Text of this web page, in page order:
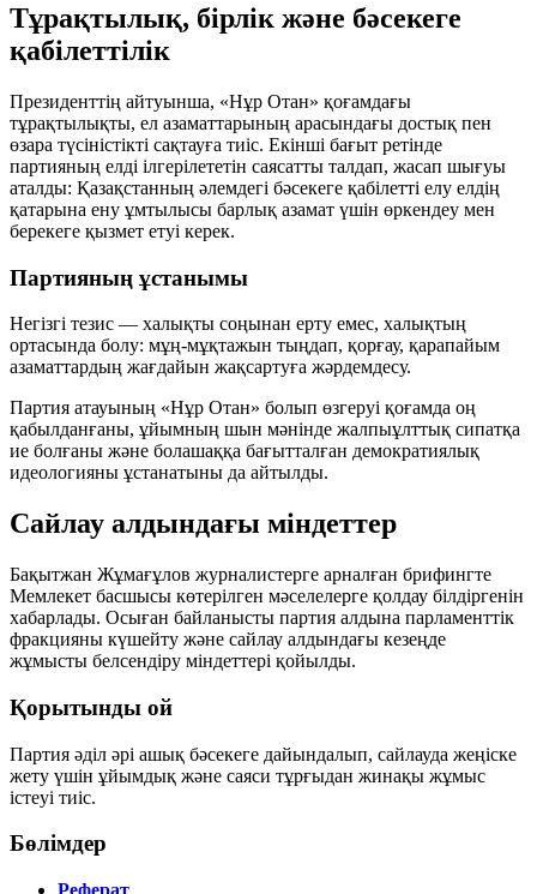
Тұрақтылық, бірлік және бәсекеге
қабілеттілік
Президенттің айтуынша, «Нұр Отан» қоғамдағы
тұрақтылықты, ел азаматтарының арасындағы достық пен
өзара түсіністікті сақтауға тиіс. Екінші бағыт ретінде
партияның елді ілгерілететін саясатты талдап, жасап шығуы
аталды: Қазақстанның әлемдегі бәсекеге қабілетті елу елдің
қатарына ену ұмтылысы барлық азамат үшін өркендеу мен
берекеге қызмет етуі керек.
Партияның ұстанымы
Негізгі тезис — халықты соңынан ерту емес, халықтың
ортасында болу: мұң-мұқтажын тыңдап, қорғау, қарапайым
азаматтардың жағдайын жақсартуға жәрдемдесу.
Партия атауының «Нұр Отан» болып өзгеруі қоғамда оң
қабылданғаны, ұйымның шын мәнінде жалпыұлттық сипатқа
ие болғаны және болашаққа бағытталған демократиялық
идеологияны ұстанатыны да айтылды.
Сайлау алдындағы міндеттер
Бақытжан Жұмағұлов журналистерге арналған брифингте
Мемлекет басшысы көтерілген мәселелерге қолдау білдіргенін
хабарлады. Осыған байланысты партия алдына парламенттік
фракцияны күшейту және сайлау алдындағы кезеңде
жұмысты белсендіру міндеттері қойылды.
Қорытынды ой
Партия әділ әрі ашық бәсекеге дайындалып, сайлауда жеңіске
жету үшін ұйымдық және саяси тұрғыдан жинақы жұмыс
істеуі тиіс.
Бөлімдер
Реферат